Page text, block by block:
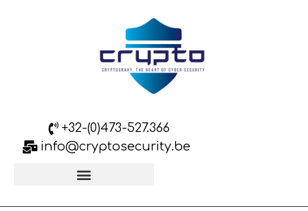
+32-(0)473-527.366
info@cryptosecurity.be